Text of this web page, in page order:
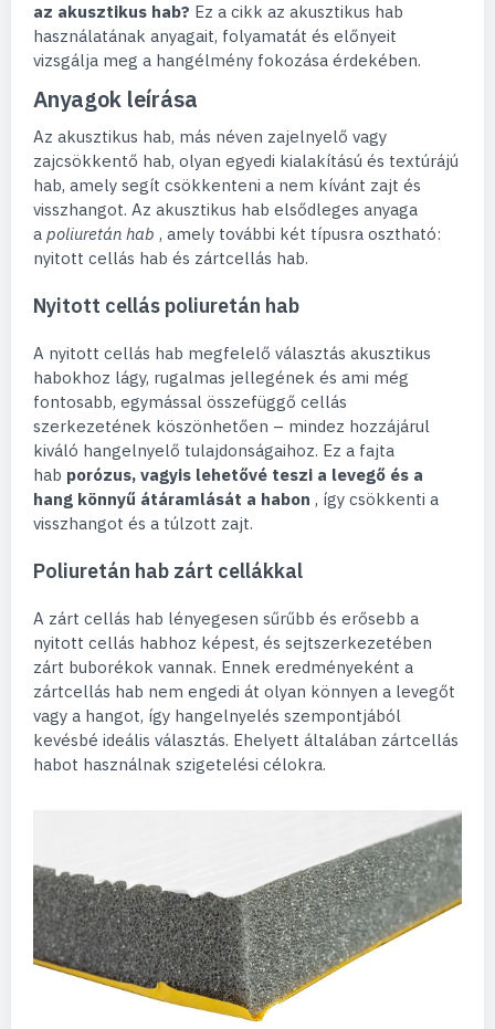
az akusztikus hab? Ez a cikk az akusztikus hab
használatának anyagait, folyamatát és előnyeit
vizsgálja meg a hangélmény fokozása érdekében.
Anyagok leírása
Az akusztikus hab, más néven zajelnyelő vagy
zajcsökkentő hab, olyan egyedi kialakítású és textúrájú
hab, amely segít csökkenteni a nem kívánt zajt és
visszhangot. Az akusztikus hab elsődleges anyaga
a poliuretán hab , amely további két típusra osztható:
nyitott cellás hab és zártcellás hab.
Nyitott cellás poliuretán hab
A nyitott cellás hab megfelelő választás akusztikus
habokhoz lágy, rugalmas jellegének és ami még
fontosabb, egymással összefüggő cellás
szerkezetének köszönhetően – mindez hozzájárul
kiváló hangelnyelő tulajdonságaihoz. Ez a fajta
hab porózus, vagyis lehetővé teszi a levegő és a
hang könnyű átáramlását a habon , így csökkenti a
visszhangot és a túlzott zajt.
Poliuretán hab zárt cellákkal
A zárt cellás hab lényegesen sűrűbb és erősebb a
nyitott cellás habhoz képest, és sejtszerkezetében
zárt buborékok vannak. Ennek eredményeként a
zártcellás hab nem engedi át olyan könnyen a levegőt
vagy a hangot, így hangelnyelés szempontjából
kevésbé ideális választás. Ehelyett általában zártcellás
habot használnak szigetelési célokra.